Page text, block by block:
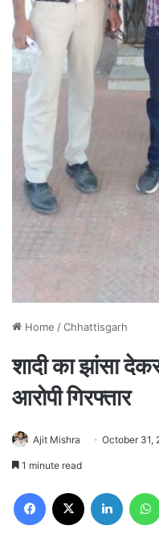
Home /Chhattisgarh
शादी का झांसा
आरोपी गिरफ्तार
Ajit Mishra October 31,
1 minute read
Facebook LinkedIn